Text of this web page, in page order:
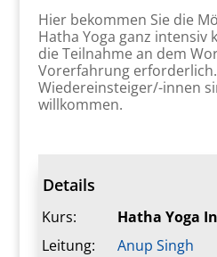
Hier bekommen Sie die
Hatha Yoga ganz intensiv
die Teilnahme an dem
Vorerfahrung
Wiedereinsteiger/-innen
willkommen.
Details
Kurs:
Hatha Yoga
Leitung:
Anup Singh